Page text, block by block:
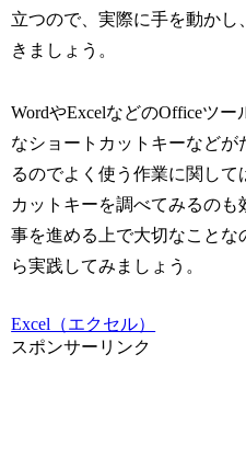
立つので、実際に手を動かし
きましょう。
WordやExcelなどのOfficeツー
なショートカットキーなどが
るのでよく使う作業に関して
カットキーを調べてみるのも
事を進める上で大切なことな
ら実践してみましょう。
Excel（エクセル）
スポンサーリンク